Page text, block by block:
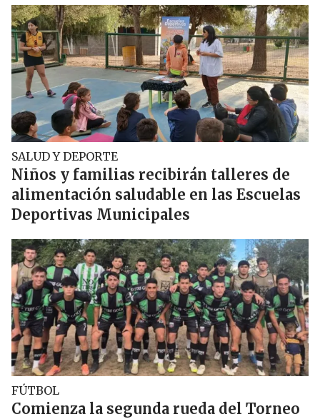
SALUD Y DEPORTE
Niños y familias recibirán talleres de
alimentación saludable en las Escuelas
Deportivas Municipales
FÚTBOL
Comienza la segunda rueda del Torneo